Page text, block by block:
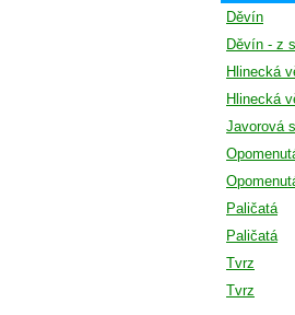
Děvín
Děvín - z
Hlinecká
Hlinecká
Javorová
Paličatá
Paličatá
Tvrz
Tvrz